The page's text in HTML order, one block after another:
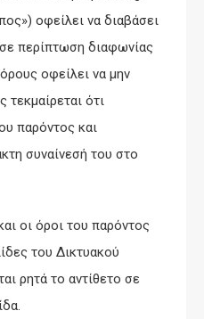
οφείλει να διαβάσει
περίπτωση διαφωνίας
οφείλει να μην
τεκμαίρεται ότι
παρόντος και
συναίνεσή του στο
οι όροι του παρόντος
του Δικτυακού
ρητά το αντίθετο σε